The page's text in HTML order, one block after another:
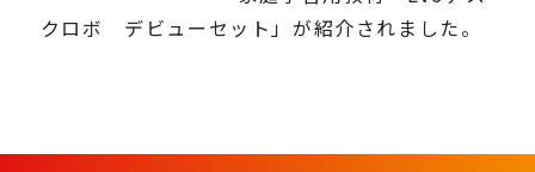
ーセット」
クロボ デビューセット」が紹介されました。